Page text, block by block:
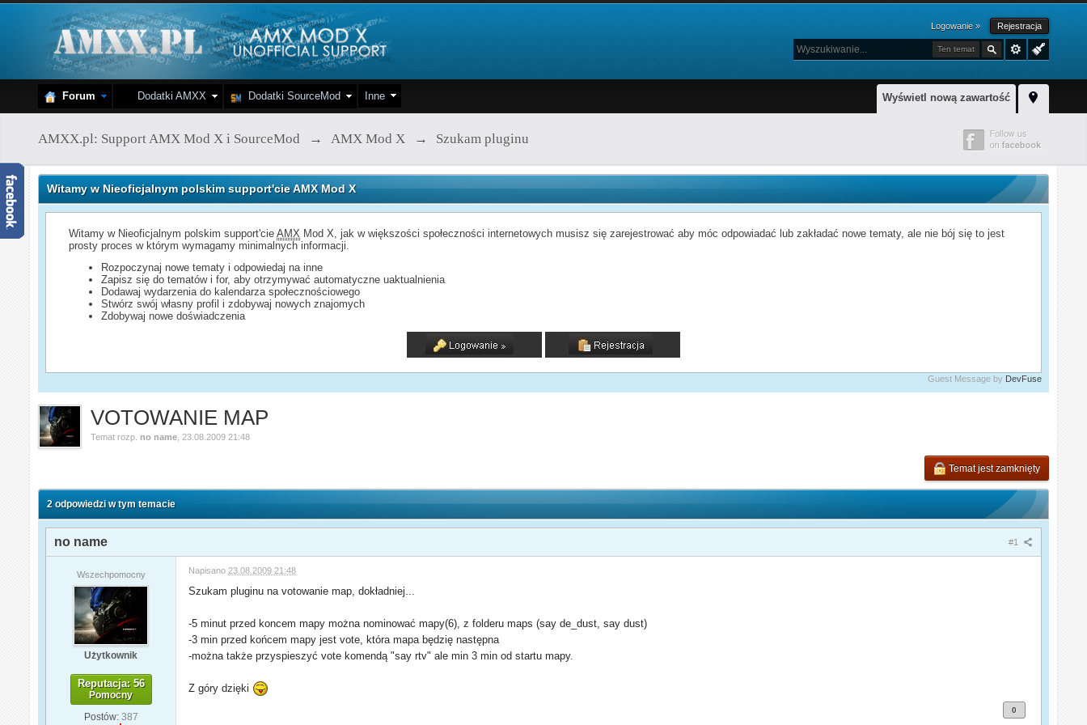
Logowanie » Rejestracja
Ten temat
Wyświetl nową zawartość
Forum Dodatki AMXX Dodatki SourceMod Inne
AMXX.pl: Support AMX Mod X i SourceMod → AMX Mod X → Szukam pluginu
Witamy w Nieoficjalnym polskim support'cie AMX Mod X
Witamy w Nieoficjalnym polskim support'cieAMX Mod X, jak w większości społeczności internetowych musisz się zarejestrować aby móc odpowiadać lub zakładać nowe tematy, ale nie bój się to jest
prosty proces w którym wymagamy minimalnych informacji.
Rozpoczynaj nowe tematy i odpowiedaj na inne
Zapisz się do tematów i for, aby otrzymywać automatyczne uaktualnienia
Dodawaj wydarzenia do kalendarza społecznościowego
Stwórz swój własny profil i zdobywaj nowych znajomych
Zdobywaj nowe doświadczenia
Guest Message by DevFuse
VOTOWANIE MAP
Temat rozp.no name 23.08.2009 21:48
Temat jest zamknięty
2 odpowiedzi w tym temacie
#1
no name
Wszechpomocny
Użytkownik
Reputacja: 56
Pomocny
Postów: 387
Napisano 23.08.2009 21:48
Szukam pluginu na votowanie map, dokładniej...
-5 minut przed koncem mapy można nominować mapy(6), z folderu maps (say de_dust, say dust)
-3 min przed końcem mapy jest vote, która mapa będzię następna
-można także przyspieszyć vote komendą "say rtv" ale min 3 min od startu mapy.
Z góry dzięki
0